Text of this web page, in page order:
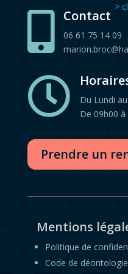
>
 Contact
06 61 75 14 09

Du Lundi
De 09h00 à
Prendre un
Mentions
Politique de
Code de